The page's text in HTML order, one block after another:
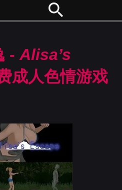
search
-Alisa’s
成人色情游戏